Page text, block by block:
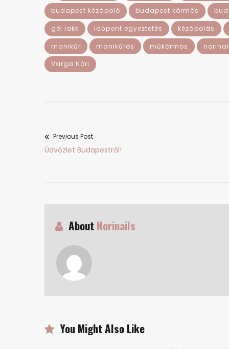
budapest kézápoló budapest körmös
gél lakk időpont egyeztetés kézápolás
manikűr manikűrös műkörmös
Varga Nóri
Bejegyzés
Previous Post
Previous
Üdvözlet Budapestről!
AboutNorinails
You Might Also Like